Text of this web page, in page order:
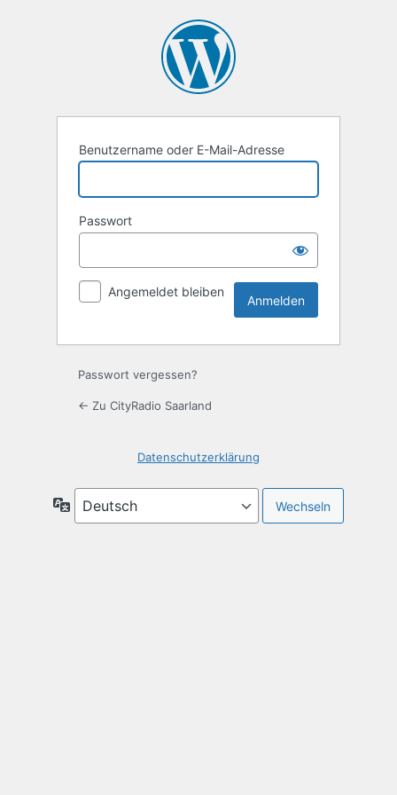
Benutzername oder E-Mail-Adresse
Passwort
Angemeldet bleiben
Passwort vergessen?
← Zu CityRadio Saarland
Datenschutzerklärung
Sprache